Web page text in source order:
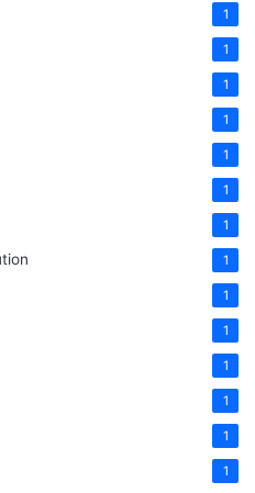
1
1
1
1
1
1
1
1
1
1
1
1
1
1